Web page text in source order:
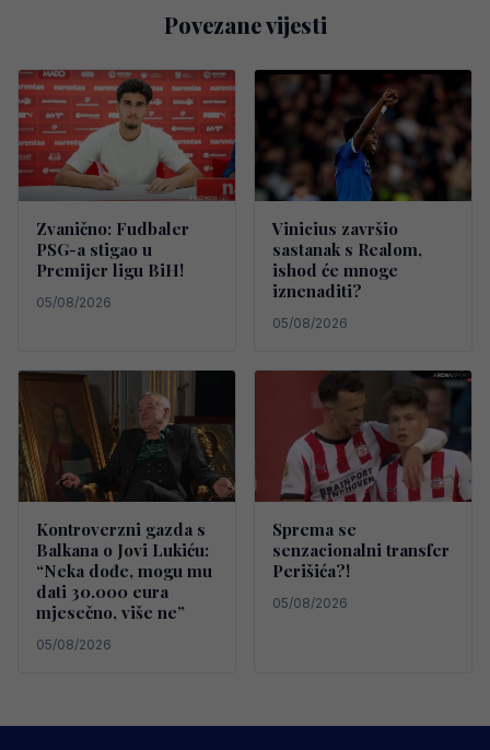
Povezane vijesti
Zvanično: Fudbaler
PSG-a stigao u
Premijer ligu BiH!
05/08/2026
Vinicius završio
sastanak s Realom,
ishod će mnoge
iznenaditi?
05/08/2026
Kontroverzni gazda s
Balkana o Jovi Lukiću:
“Neka dođe, mogu mu
dati 30.000 eura
mjesečno, više ne”
05/08/2026
Sprema se
senzacionalni transfer
Perišića?!
05/08/2026